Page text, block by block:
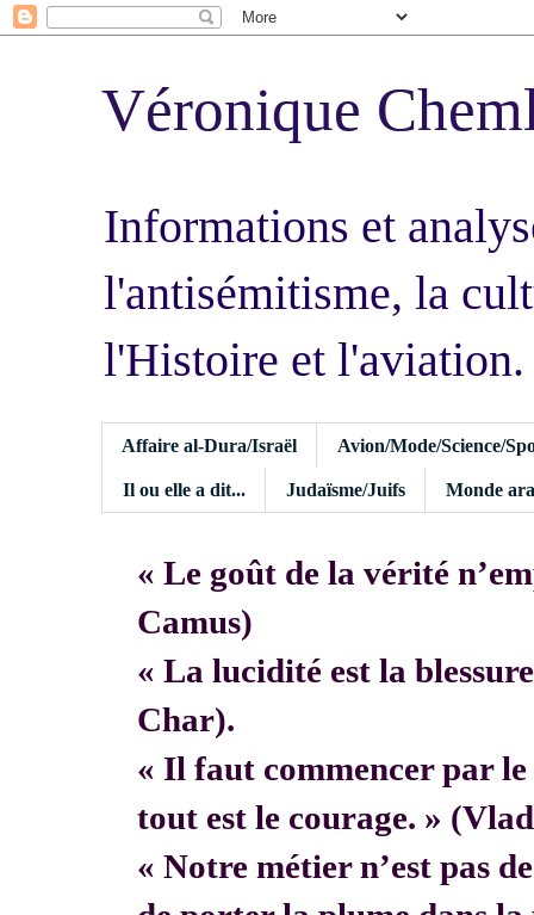
Véronique
Informations et
l'antisémitisme, la
l'Histoire et l'aviation.
Affaire al-Dura/Israël Avion/Mode/Science/
Il ou elle a dit... Judaïsme/Juifs Monde
« Le goût de la vérité
Camus)
« La lucidité est la
Char).
« Il faut commencer par le
tout est le courage. »
« Notre métier n’est pas